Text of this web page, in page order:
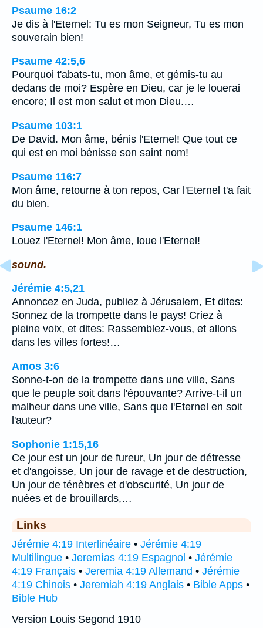
Psaume 16:2
Je dis à l'Eternel: Tu es mon Seigneur, Tu es mon
souverain bien!
Psaume 42:5,6
Pourquoi t'abats-tu, mon âme, et gémis-tu au
dedans de moi? Espère en Dieu, car je le louerai
encore; Il est mon salut et mon Dieu.…
Psaume 103:1
De David. Mon âme, bénis l'Eternel! Que tout ce
qui est en moi bénisse son saint nom!
Psaume 116:7
Mon âme, retourne à ton repos, Car l'Eternel t'a fait
du bien.
Psaume 146:1
Louez l'Eternel! Mon âme, loue l'Eternel!
sound.
Jérémie 4:5,21
Annoncez en Juda, publiez à Jérusalem, Et dites:
Sonnez de la trompette dans le pays! Criez à
pleine voix, et dites: Rassemblez-vous, et allons
dans les villes fortes!…
Amos 3:6
Sonne-t-on de la trompette dans une ville, Sans
que le peuple soit dans l'épouvante? Arrive-t-il un
malheur dans une ville, Sans que l'Eternel en soit
l'auteur?
Sophonie 1:15,16
Ce jour est un jour de fureur, Un jour de détresse
et d'angoisse, Un jour de ravage et de destruction,
Un jour de ténèbres et d'obscurité, Un jour de
nuées et de brouillards,…
Links
Jérémie 4:19 Interlinéaire • Jérémie 4:19
Multilingue • Jeremías 4:19 Espagnol • Jérémie
4:19 Français • Jeremia 4:19 Allemand • Jérémie
4:19 Chinois • Jeremiah 4:19 Anglais • Bible Apps •
Bible Hub
Version Louis Segond 1910